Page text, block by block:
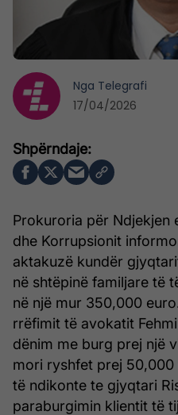
Prokuroria për Ndjekjen
dhe Korrupsionit
aktakuzë kundër
në shtëpinë familjare të
në një mur 350,000
rrëfimit të avokatit
dënim me burg prej një
mori ryshfet prej 50,000
të ndikonte te gjyqtari
paraburgimin klientit të
Nga Telegrafi
17/04/2026